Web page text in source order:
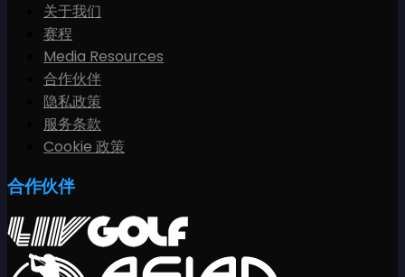
关于我们
赛程
Media Resources
合作伙伴
隐私政策
服务条款
Cookie 政策
合作伙伴